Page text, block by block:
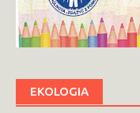
EKOLOGIA